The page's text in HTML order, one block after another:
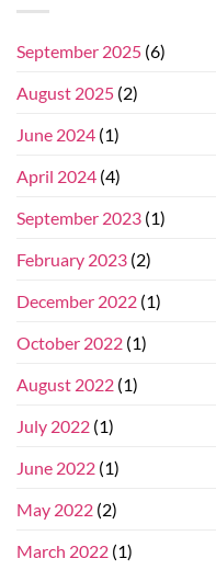
September 2025 (6)
August 2025 (2)
June 2024 (1)
April 2024 (4)
September 2023 (1)
February 2023 (2)
December 2022 (1)
October 2022 (1)
August 2022 (1)
July 2022 (1)
June 2022 (1)
May 2022 (2)
March 2022 (1)